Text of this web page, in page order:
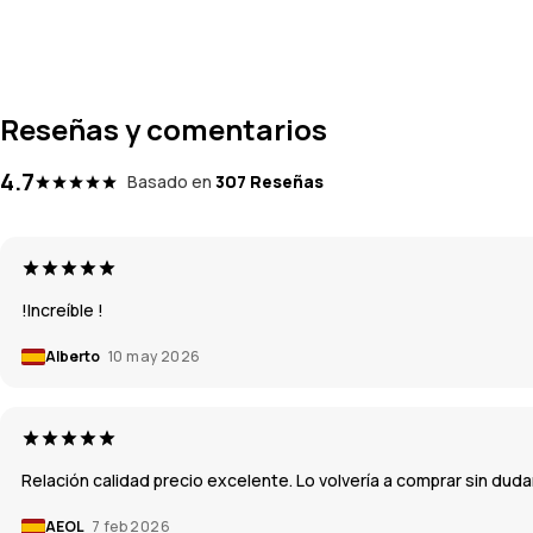
Reseñas y comentarios
4.7 Basado en 307 Reseñas
!Increíble !
Alberto 10 may 2026
Relación calidad precio excelente. Lo volvería a comprar sin
AEOL 7 feb 2026